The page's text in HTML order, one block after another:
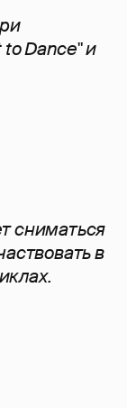
to Dance" и
сниматься
в